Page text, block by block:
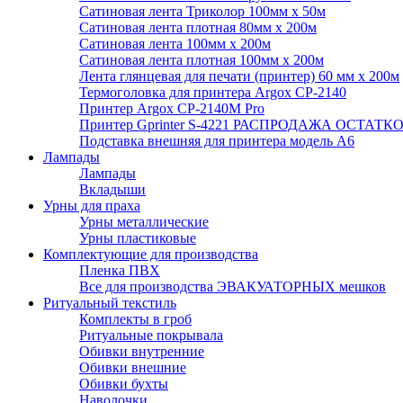
Сатиновая лента Триколор 100мм х 50м
Сатиновая лента плотная 80мм х 200м
Сатиновая лента 100мм х 200м
Сатиновая лента плотная 100мм х 200м
Лента глянцевая для печати (принтер) 60 мм х 200м
Термоголовка для принтера Argox CP-2140
Принтер Argox CP-2140M Pro
Принтер Gprinter S-4221 РАСПРОДАЖА
Подставка внешняя для принтера модель А6
Лампады
Лампады
Вкладыши
Урны для праха
Урны металлические
Урны пластиковые
Комплектующие для производства
Пленка ПВХ
Все для производства ЭВАКУАТОРНЫХ мешков
Ритуальный текстиль
Комплекты в гроб
Ритуальные покрывала
Обивки внутренние
Обивки внешние
Обивки бухты
Наволочки